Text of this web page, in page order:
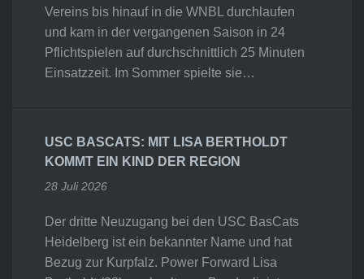
Vereins bis hinauf in die WNBL durchlaufen
und kam in der vergangenen Saison in 24
Pflichtspielen auf durchschnittlich 25 Minuten
Einsatzzeit. Im Sommer spielte sie…
USC BASCATS: MIT LISA BERTHOLDT
KOMMT EIN KIND DER REGION
28 Juli 2026
Der dritte Neuzugang bei den USC BasCats
Heidelberg ist ein bekannter Name und hat
Bezug zur Kurpfalz. Power Forward Lisa